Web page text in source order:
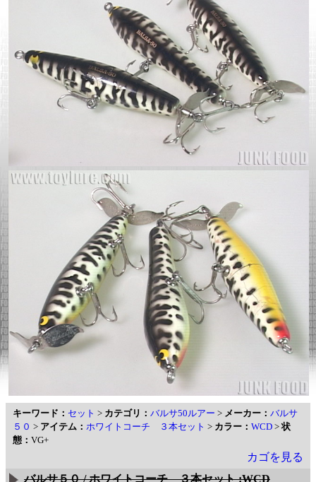
キーワード： セット > カテゴリ： バルサ50ルアー > メーカー： バルサ
５０ > アイテム： ホワイトコーチ ３本セット > カラー： WCD >状
態： VG+
カゴを見る
バルサ５０ / ホワイトコーチ ３本セット :WCD